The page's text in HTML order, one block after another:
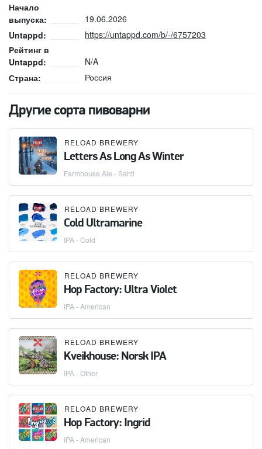
Начало
выпуска:
19.06.2026
Untappd:
https://untappd.com/b/-/6757203
Рейтинг в
Untappd:
N/A
Страна:
Россия
Другие сорта пивоварни
RELOAD BREWERY
Letters As Long As Winter
Farmhouse Ale - Sahti
RELOAD BREWERY
Cold Ultramarine
IPA - Cold
RELOAD BREWERY
Hop Factory: Ultra Violet
IPA - American
RELOAD BREWERY
Kveikhouse: Norsk IPA
IPA - Other
RELOAD BREWERY
Hop Factory: Ingrid
IPA - American